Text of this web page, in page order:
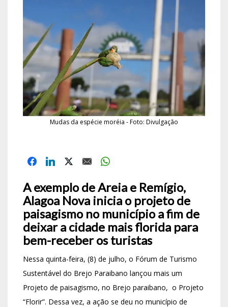
Mudas da espécie moréia - Foto: Divulgação
A exemplo de Areia e Remígio,
Alagoa Nova inicia o projeto de
paisagismo no município a fim de
deixar a cidade mais florida para
bem-receber os turistas
Nessa quinta-feira, (8) de julho, o Fórum de Turismo
Sustentável do Brejo Paraibano lançou mais um
Projeto de paisagismo, no Brejo paraibano, o Projeto
“Florir”. Dessa vez, a ação se deu no município de